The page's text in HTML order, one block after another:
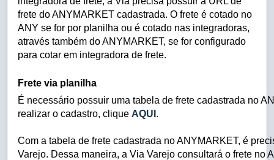
frete do ANYMARKET cadastrada. O frete é cotado no
ANY se for por planilha ou é cotado nas integradoras,
através também do ANYMARKET, se for configurado
para cotar em integradora de frete.
Frete via planilha
É necessário possuir uma tabela de frete cadastrada no
realizar o cadastro, clique AQUI .
Com a tabela de frete cadastrada no ANYMARKET, é
Varejo. Dessa maneira, a Via Varejo consultará o frete no